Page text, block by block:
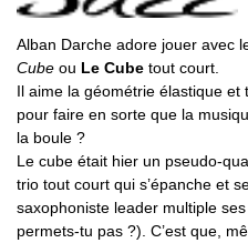
Alban Darche adore jouer avec
Cube ou Le Cube tout court.
Il aime la géométrie élastique
pour faire en sorte que la
la boule ?
Le cube était hier un pseudo-
trio tout court qui s’épanche et
saxophoniste leader multiple
permets-tu pas ?). C’est que,